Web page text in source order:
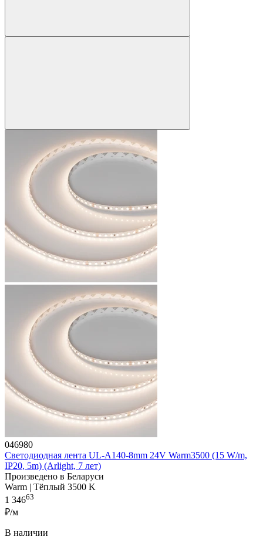
046980
Светодиодная лента UL-A140-8mm 24V Warm3500 (15 W/m,
IP20, 5m) (Arlight, 7 лет)
Произведено в Беларуси
Warm | Тёплый 3500 K
1 34663
₽/м
В наличии